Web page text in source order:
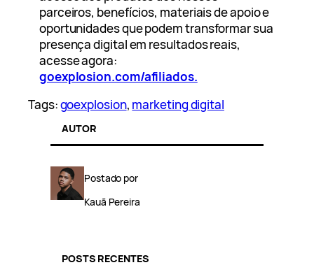
parceiros, benefícios, materiais de apoio e
oportunidades que podem transformar sua
presença digital em resultados reais,
acesse agora:
goexplosion.com/afiliados.
Tags:goexplosion, marketing digital
AUTOR
Postado por
Kauã Pereira
POSTS RECENTES